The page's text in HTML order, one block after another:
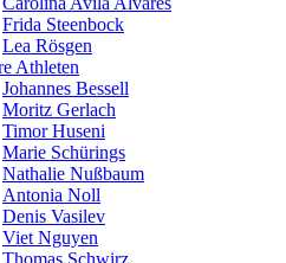
Frida Steenbock
Lea Rösgen
Athleten
Johannes Bessell
Moritz Gerlach
Timor Huseni
Marie Schürings
Nathalie Nußbaum
Antonia Noll
Denis Vasilev
Viet Nguyen
Thomas Schwirz